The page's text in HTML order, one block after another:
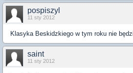
pospiszyl
11 sty 2012
Klasyka Beskidzkiego w tym roku nie
saint
11 sty 2012